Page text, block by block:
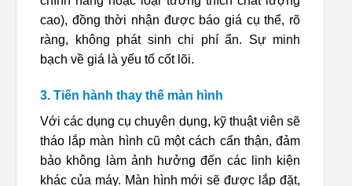
cao), đồng thời nhận được báo giá cụ thể, rõ
ràng, không phát sinh chi phí ẩn. Sự minh
bạch về giá là yếu tố cốt lõi.
3. Tiến hành thay thế màn hình
Với các dụng cụ chuyên dụng, kỹ thuật viên sẽ
tháo lắp màn hình cũ một cách cẩn thận, đảm
bảo không làm ảnh hưởng đến các linh kiện
khác của máy. Màn hình mới sẽ được lắp đặt,